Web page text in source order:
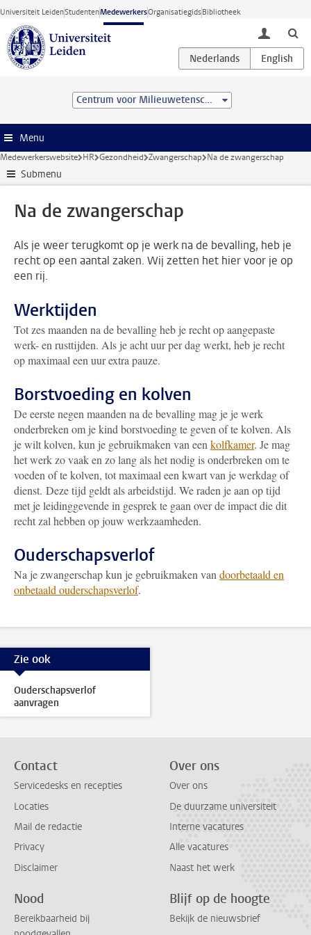
Ga direct naar de inhoud
Universiteit LeidenStudentenMedewerkersOrganisatiegidsBibliotheek
toggle
Centrum voor Milieuwetenschappen Leiden (CML)
Menu
Medewerkerswebsite HR Gezondheid Zwangerschap Na de zwangerschap
Submenu
Na de zwangerschap
Als je weer terugkomt op je werk na de bevalling, heb je
recht op een aantal zaken. Wij zetten het hier voor je op
een rij.
Werktijden
Tot zes maanden na de bevalling heb je recht op aangepaste
werk- en rusttijden. Als je acht uur per dag werkt, heb je recht
op maximaal een uur extra pauze.
Borstvoeding en kolven
De eerste negen maanden na de bevalling mag je je werk
onderbreken om je kind borstvoeding te geven of te kolven. Als
je wilt kolven, kun je gebruikmaken van een kolfkamer. Je mag
het werk zo vaak en zo lang als het nodig is onderbreken om te
voeden of te kolven, tot maximaal een kwart van je werkdag of
dienst. Deze tijd geldt als arbeidstijd. We raden je aan op tijd
met je leidinggevende in gesprek te gaan over de impact die dit
recht zal hebben op jouw werkzaamheden.
Ouderschapsverlof
Na je zwangerschap kun je gebruikmaken van doorbetaald en
onbetaald ouderschapsverlof.
Zie ook
Ouderschapsverlof
aanvragen
Contact
Servicedesks en recepties
Locaties
Mail de redactie
Privacy
Disclaimer
Over ons
Over ons
De duurzame universiteit
Interne vacatures
Alle vacatures
Naast het werk
Nood
Bereikbaarheid bij
Blijf op de hoogte
Bekijk de nieuwsbrief